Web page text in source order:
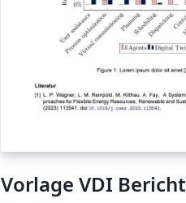
Vorlage VDI Bericht